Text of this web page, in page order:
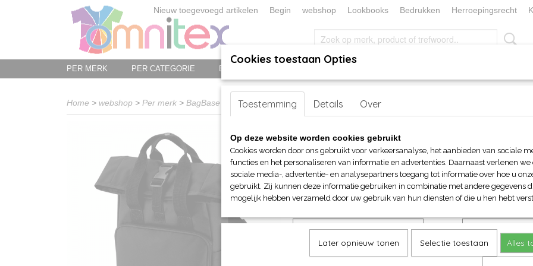
Nieuw toegevoegd artikelen Begin webshop Lookbooks Bedrukken Herroepingsrecht
PER MERK PER CATEGORIE BED-, BAD-, KEUKEN EN TAFELLINNEN KERST/
Home > webshop > Per merk > BagBase - tassen>Boodschappen en Schoudertas> > Recycled
Recycled Mini Twin Handle
Backpack
€ 29,40 (inclusief btw 21%)
Cookies toestaan Opties
Toestemming Details Over
Op deze website worden cookies gebruikt
Cookies worden door ons gebruikt voor verkeersanalyse, het aanbieden van sociale
functies en het personaliseren van informatie en advertenties. Daarnaast verlenen we
sociale media-, advertentie- en analysepartners toegang tot informatie over hoe u
gebruikt. Zij kunnen deze informatie gebruiken in combinatie met andere gegevens
mogelijk hebben verzameld door uw gebruik van hun diensten of die u hen hebt
Later opnieuw tonen Selectie toestaan Alles